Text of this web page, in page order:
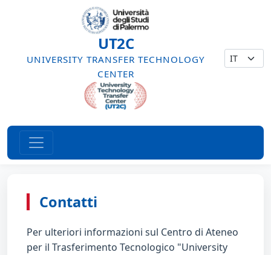
UT2C
UNIVERSITY TRANSFER TECHNOLOGY
CENTER
Contatti
Per ulteriori informazioni sul Centro di Ateneo
per il Trasferimento Tecnologico "University